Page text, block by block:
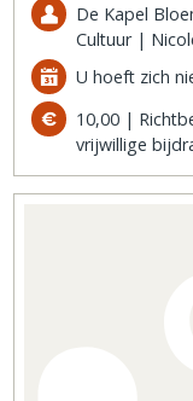
De Kapel
Cultuur |
U hoeft zich
10,00 |
vrijwillige